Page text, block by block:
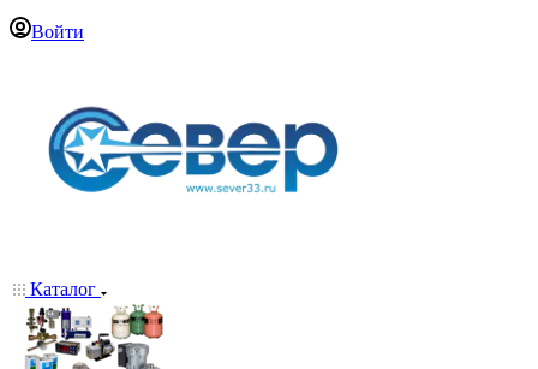
Войти
Каталог